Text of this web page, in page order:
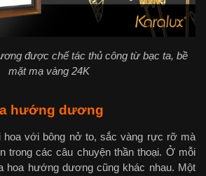
được chế tác thủ công từ bạc ta, bề
mặt mạ vàng 24K
hướng dương
hoa với bông nở to, sắc vàng rực rỡ mà
trong các câu chuyện thần thoại. Ở mỗi
hoa hướng dương cũng khác nhau. Một